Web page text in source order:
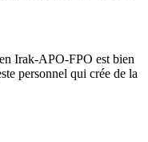
Irak-APO-FPO est bien
personnel qui crée de la